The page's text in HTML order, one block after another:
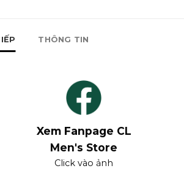
THÔNG TIN
Xem Fanpage CL
Men's Store
Click vào ảnh